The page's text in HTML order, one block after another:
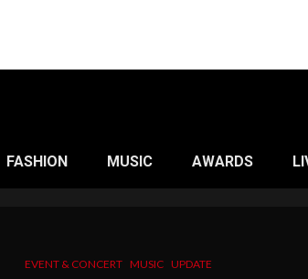
FASHION MUSIC AWARDS
EVENT & CONCERT MUSIC UPDATE